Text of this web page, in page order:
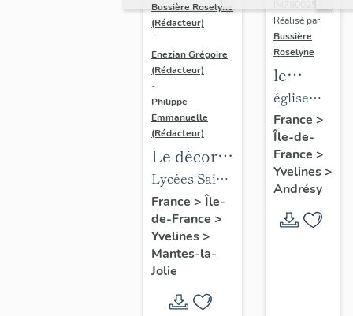
Bussière Roselyne
(Rédacteur)
-
Enezian Grégoire
(Rédacteur)
-
Philippe
Emmanuelle
(Rédacteur)
Le décor
des lycées
de Mantes
Lycées Saint-
Exupéry et
Jean Rostand
France > Île-
de-France >
Yvelines>
Mantes-la-
Jolie
Réalisé par
Bussière
Roselyne
le
mobilier
de
l'église
Saint-
Germain-
de-
Paris
église
paroissiale
Saint-
Germain
France >
Île-de-
France >
Yvelines>
Andrésy